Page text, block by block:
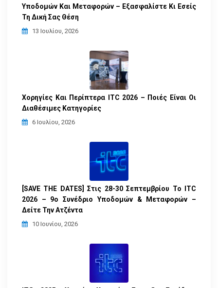
Υποδομών Και Μεταφορών – Εξασφαλίστε Κι Εσείς
Τη Δική Σας Θέση
13 Ιουλίου, 2026
Χορηγίες Και Περίπτερα ITC 2026 – Ποιές Είναι Οι
Διαθέσιμες Κατηγορίες
6 Ιουλίου, 2026
[SAVE THE DATES] Στις 28-30 Σεπτεμβρίου Το ITC
2026 – 9ο Συνέδριο Υποδομών & Μεταφορών –
Δείτε Την Ατζέντα
10 Ιουνίου, 2026